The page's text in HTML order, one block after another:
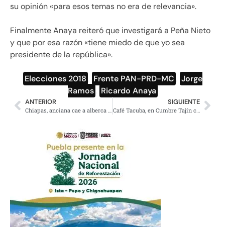
su opinión «para esos temas no era de relevancia».
Finalmente Anaya reiteró que investigará a Peña Nieto
y que por esa razón «tiene miedo de que yo sea
presidente de la república».
Elecciones 2018 Frente PAN-PRD-MC
Jorge
Ramos
Ricardo Anaya
ANTERIOR SIGUIENTE
Café Tacuba, en Cumbre Tajín clama: No al fracking